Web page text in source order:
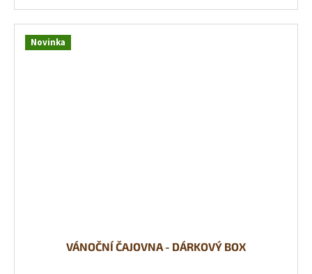
Novinka
VÁNOČNÍ ČAJOVNA - DÁRKOVÝ BOX